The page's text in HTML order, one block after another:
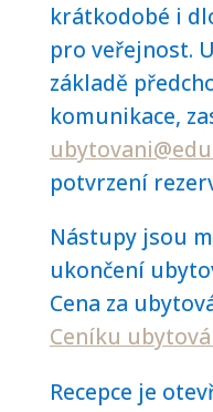
krátkodobé i
pro veřejnost.
základě
komunikace,
potvrzení
Nástupy jsou
ukončení
Cena za
Ceníku
Recepce je